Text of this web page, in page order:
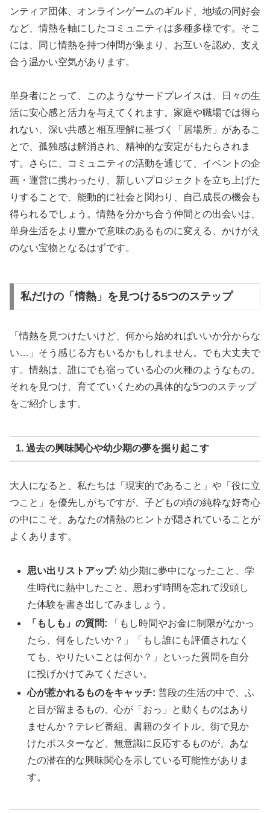
ンティア団体、オンラインゲームのギルド、地域の同好会
など、情熱を軸にしたコミュニティは多種多様です。そこ
には、同じ情熱を持つ仲間が集まり、お互いを認め、支え
合う温かい空気があります。
単身者にとって、このようなサードプレイスは、日々の生
活に安心感と活力を与えてくれます。家庭や職場では得ら
れない、深い共感と相互理解に基づく「居場所」があるこ
とで、孤独感は解消され、精神的な安定がもたらされま
す。さらに、コミュニティの活動を通じて、イベントの企
画・運営に携わったり、新しいプロジェクトを立ち上げた
りすることで、能動的に社会と関わり、自己成長の機会も
得られるでしょう。情熱を分かち合う仲間との出会いは、
単身生活をより豊かで意味のあるものに変える、かけがえ
のない宝物となるはずです。
私だけの「情熱」を見つける5つのステップ
「情熱を見つけたいけど、何から始めればいいか分からな
い…」そう感じる方もいるかもしれません。でも大丈夫で
す。情熱は、誰にでも宿っている心の火種のようなもの。
それを見つけ、育てていくための具体的な5つのステップ
をご紹介します。
1. 過去の興味関心や幼少期の夢を掘り起こす
大人になると、私たちは「現実的であること」や「役に立
つこと」を優先しがちですが、子どもの頃の純粋な好奇心
の中にこそ、あなたの情熱のヒントが隠されていることが
よくあります。
思い出リストアップ: 幼少期に夢中になったこと、学
生時代に熱中したこと、思わず時間を忘れて没頭し
た体験を書き出してみましょう。
「もしも」の質問: 「もし時間やお金に制限がなかっ
たら、何をしたいか？」「もし誰にも評価されなく
ても、やりたいことは何か？」といった質問を自分
に投げかけてみてください。
心が惹かれるものをキャッチ: 普段の生活の中で、ふ
と目が留まるもの、心が「おっ」と動くものはあり
ませんか？テレビ番組、書籍のタイトル、街で見か
けたポスターなど、無意識に反応するものが、あな
たの潜在的な興味関心を示している可能性がありま
す。